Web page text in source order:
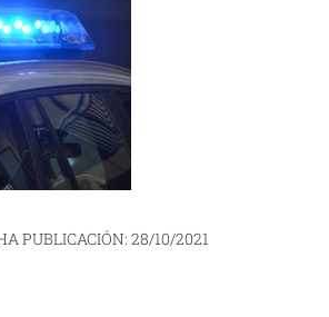
PUBLICACIÓN: 28/10/2021